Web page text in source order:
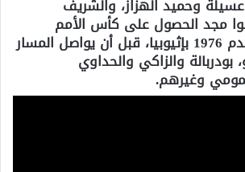
وحميد الهزاز، والشريف
مجد الحصول على كأس الأمم
الأفريقية لكرة القدم 1976 بإثيوبيا، قبل أن يواصل المسار
والزاكي والحداوي
وغيرهم.